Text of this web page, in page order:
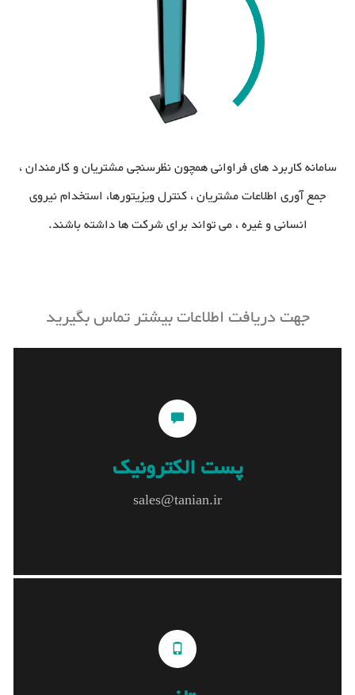
سامانه کاربرد های فراوانی همچون نظرسنجی مشتریان و کارمندان ،
جمع آوری اطلاعات مشتریان ، کنترل ویزیتورها، استخدام نیروی
انسانی و غیره ، می تواند برای شرکت ها داشته باشند.
جهت دریافت اطلاعات بیشتر تماس بگیرید
پست الکترونیک
sales@tanian.ir
پست الکترونیک
sales@tanian.ir